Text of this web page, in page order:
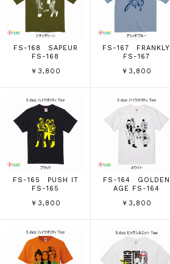
FS-168 SAPEUR
FS-168
￥3,800
FS-167 FRANKLY
FS-167
￥3,800
FS-165 PUSH IT
FS-165
￥3,800
FS-164 GOLDEN
AGE FS-164
￥3,800